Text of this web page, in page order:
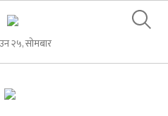
२५, सोमबार